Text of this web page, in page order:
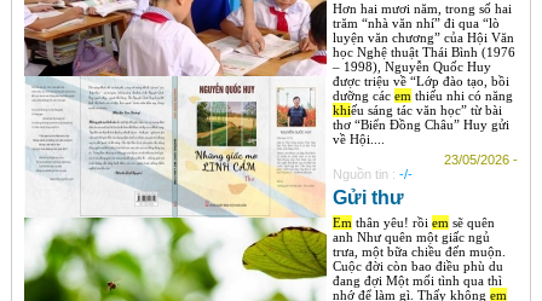
Hơn hai mươi năm, trong số hai
trăm “nhà văn nhí” đi qua “lò
luyện văn chương” của Hội Văn
học Nghệ thuật Thái Bình (1976
– 1998), Nguyễn Quốc Huy
được triệu về “Lớp đào tạo, bồi
dưỡng các emthiếu nhi có năng
khiếu sáng tác văn học” từ bài
thơ “Biển Đồng Châu” Huy gửi
về Hội....
23/05/2026 -
Nguồn tin : -/-
Gửi thư
Emthân yêu! rồi emsẽ quên
anh Như quên một giấc ngủ
trưa, một bữa chiều đến muộn.
Cuộc đời còn bao điều phù du
đang đợi Một mối tình qua thì
nhớ để làm gì. Thấy không em